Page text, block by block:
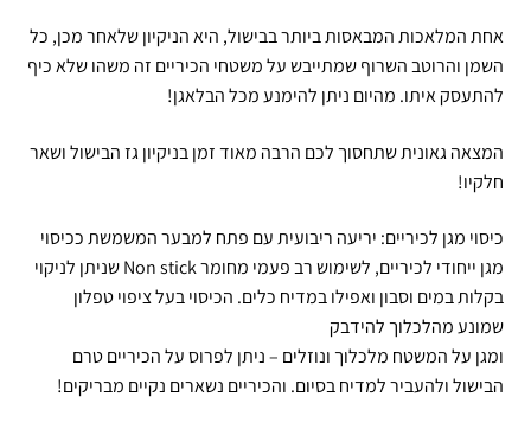
אחת המלאכות המבאסות ביותר בבישול, היא הניקיון שלאחר מכן, כל
השמן והרוטב השרוף שמתייבש על משטחי הכיריים זה משהו שלא כיף
להתעסק איתו. מהיום ניתן להימנע מכל הבלאגן!
המצאה גאונית שתחסוך לכם הרבה מאוד זמן בניקיון גז הבישול ושאר
חלקיו!
כיסוי מגן לכיריים: יריעה ריבועית עם פתח למבער המשמשת ככיסוי
מגן ייחודי לכיריים, לשימוש רב פעמי מחומר Non stick שניתן לניקוי
בקלות במים וסבון ואפילו במדיח כלים. הכיסוי בעל ציפוי טפלון
שמונע מהלכלוך להידבק
ומגן על המשטח מלכלוך ונוזלים – ניתן לפרוס על הכיריים טרם
הבישול ולהעביר למדיח בסיום. והכיריים נשארים נקיים מבריקים!